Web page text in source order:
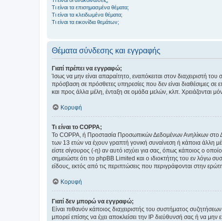
Τι είναι τα επισημασμένα θέματα;
Τι είναι τα κλειδωμένα θέματα;
Τι είναι τα εικονίδια θεμάτων;
Θέματα σύνδεσης και εγγραφής
Γιατί πρέπει να εγγραφώ;
Ίσως να μην είναι απαραίτητο, εναπόκειται στον διαχειριστή
πρόσβαση σε πρόσθετες υπηρεσίες που δεν είναι διαθέσιμες
και προς άλλα μέλη, ένταξη σε ομάδα μελών, κλπ. Χρειάζονται
Κορυφή
Τι είναι το COPPA;
Το COPPA, ή Προστασία Προσωπικών Δεδομένων Ανηλίκων στο
των 13 ετών να έχουν γραπτή γονική συναίνεση ή κάποια άλλη
είστε σίγουρος (-η) αν αυτό ισχύει για σας, όπως κάποιος ο
σημειώστε ότι το phpBB Limited και ο ιδιοκτήτης του εν λόγω
είδους, εκτός από τις περιπτώσεις που περιγράφονται στην
Κορυφή
Γιατί δεν μπορώ να εγγραφώ;
Είναι πιθανόν κάποιος διαχειριστής του συστήματος
μπορεί επίσης να έχει αποκλείσει την IP διεύθυνσή σας ή να